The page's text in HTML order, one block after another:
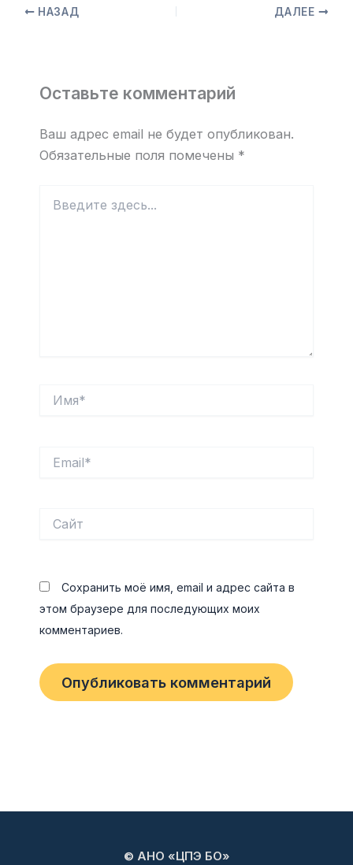
НАЗАД ДАЛЕЕ
Оставьте комментарий
Ваш адрес email не будет опубликован.
Обязательные поля помечены *
здесь...
Сохранить моё имя, email и адрес сайта в
этом браузере для последующих моих
комментариев.
© АНО «ЦПЭ БО»